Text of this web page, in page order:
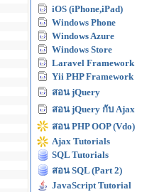
iOS (iPhone,iPad)
Windows Phone
Windows Azure
Windows Store
Laravel Framework
Yii PHP Framework
สอน jQuery
สอน jQuery กับ Ajax
สอน PHP OOP (Vdo)
Ajax Tutorials
SQL Tutorials
สอน SQL (Part 2)
JavaScript Tutorial